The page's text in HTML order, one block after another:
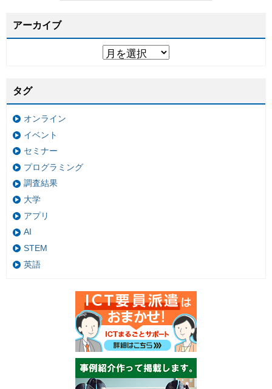
アーカイブ
タグ
オンライン
イベント
セミナー
プログラミング
調査結果
大学
アプリ
AI
STEM
英語